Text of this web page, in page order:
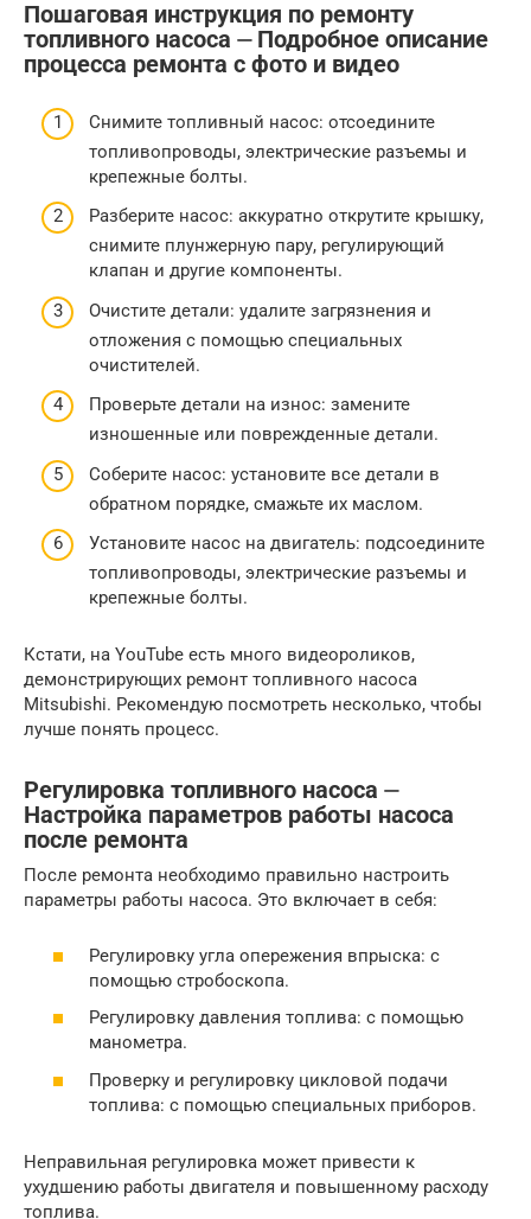
Пошаговая инструкция по ремонту
топливного насоса ⏤ Подробное описание
процесса ремонта с фото и видео
Снимите топливный насос: отсоедините
топливопроводы, электрические разъемы и
крепежные болты.
Разберите насос: аккуратно открутите крышку,
снимите плунжерную пару, регулирующий
клапан и другие компоненты.
Очистите детали: удалите загрязнения и
отложения с помощью специальных
очистителей.
Проверьте детали на износ: замените
изношенные или поврежденные детали.
Соберите насос: установите все детали в
обратном порядке, смажьте их маслом.
Установите насос на двигатель: подсоедините
топливопроводы, электрические разъемы и
крепежные болты.
Кстати, на YouTube есть много видеороликов,
демонстрирующих ремонт топливного насоса
Mitsubishi. Рекомендую посмотреть несколько, чтобы
лучше понять процесс.
Регулировка топливного насоса ⏤
Настройка параметров работы насоса
после ремонта
После ремонта необходимо правильно настроить
параметры работы насоса. Это включает в себя:
Регулировку угла опережения впрыска: с
помощью стробоскопа.
Регулировку давления топлива: с помощью
манометра.
Проверку и регулировку цикловой подачи
топлива: с помощью специальных приборов.
Неправильная регулировка может привести к
ухудшению работы двигателя и повышенному расходу
топлива.